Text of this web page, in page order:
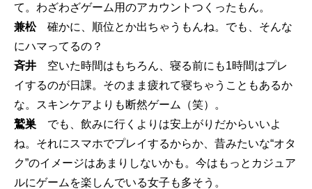
て。わざわざゲーム用のアカウントつくったもん。
兼松確かに、順位とか出ちゃうもんね。でも、そんな
にハマってるの？
斉井 空いた時間はもちろん、寝る前にも1時間はプレ
イするのが日課。そのまま疲れて寝ちゃうこともあるか
な。スキンケアよりも断然ゲーム（笑）。
鷲巣 でも、飲みに行くよりは安上がりだからいいよ
ね。それにスマホでプレイするからか、昔みたいな“オタ
ク”のイメージはあまりしないかも。今はもっとカジュア
ルにゲームを楽しんでいる女子も多そう。